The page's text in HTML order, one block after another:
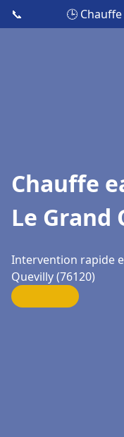
📞 🕒
Chauffe
Le Grand
Intervention rapide
Quevilly (76120)